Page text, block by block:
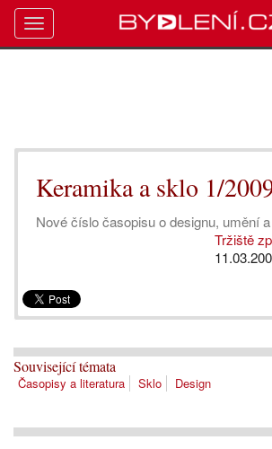
Keramika a sklo 1/
Nové číslo časopisu o designu, umění
Tržiště
Související témata
Časopisy a literatura Sklo Design
Toggle
navigation